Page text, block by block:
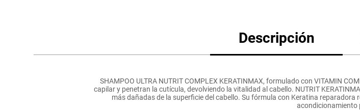
otros
Descripción
SHAMPOO ULTRA NUTRIT COMPLEX KERATINMAX, formulado con VITAMIN
capilar y penetran la cutícula, devolviendo la vitalidad al cabello. NUTRIT
más dañadas de la superficie del cabello. Su fórmula con Keratina reparadora
acondicionamiento